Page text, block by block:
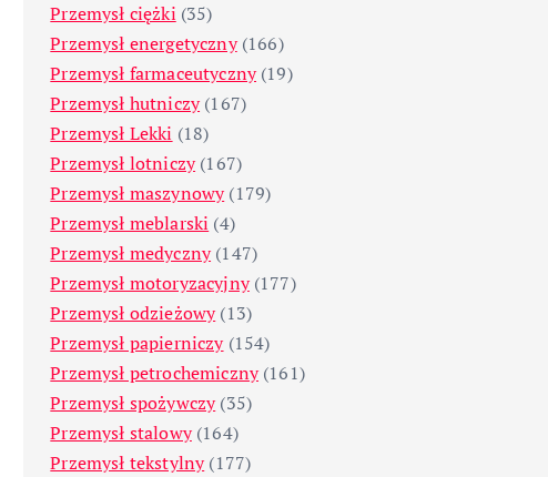
Przemysł ciężki (35)
Przemysł energetyczny(166)
Przemysł farmaceutyczny(19)
Przemysł hutniczy(167)
Przemysł Lekki (18)
Przemysł lotniczy(167)
Przemysł maszynowy(179)
Przemysł meblarski (4)
Przemysł medyczny(147)
Przemysł motoryzacyjny(177)
Przemysł odzieżowy(13)
Przemysł papierniczy(154)
Przemysł petrochemiczny(161)
Przemysł spożywczy(35)
Przemysł stalowy(164)
Przemysł tekstylny(177)